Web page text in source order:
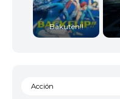
Bakuten!!
Acción